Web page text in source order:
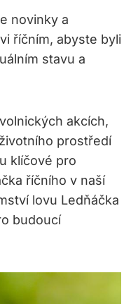
novinky a
říčním, abyste byli
stavu a
akcích,
prostředí
klíčové pro
říčního v naší
lovu Ledňáčka
budoucí